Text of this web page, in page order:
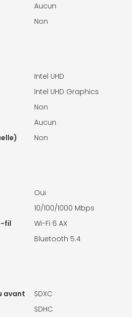
Aucun
Non
Intel UHD
Intel UHD Graphics
Non
Aucun
Non
Oui
10/100/1000 Mbps
fil
Wi-Fi 6 AX
Bluetooth 5.4
avant
SDXC
SDHC